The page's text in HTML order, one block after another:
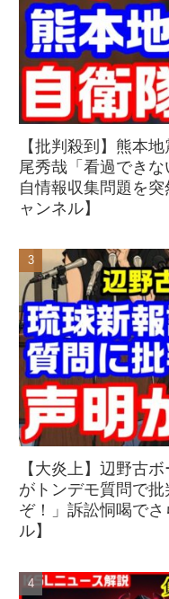
【批判殺到】熊本
尾秀哉「看過でき
自情報収集問題を
ャンネル】
【大炎上】辺野古
がトンデモ質問で
ぞ！」訴訟恫喝で
ル】